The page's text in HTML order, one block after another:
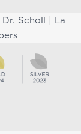
Dr. Scholl
La